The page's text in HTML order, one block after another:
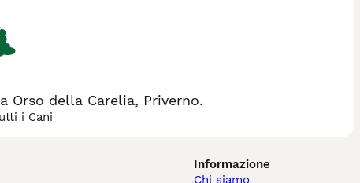
Orso della Carelia, Priverno.
i Cani
Informazione
Chi siamo